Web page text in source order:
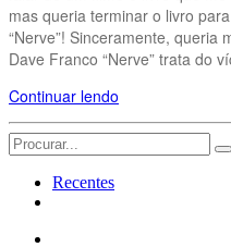
mas queria terminar o livro
“Nerve”! Sinceramente, queria
Dave Franco “Nerve” trata do
Continuar lendo
Search
for:
Recentes